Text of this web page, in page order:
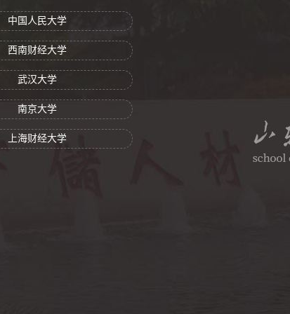
中国人民大学
西南财经大学
武汉大学
南京大学
上海财经大学